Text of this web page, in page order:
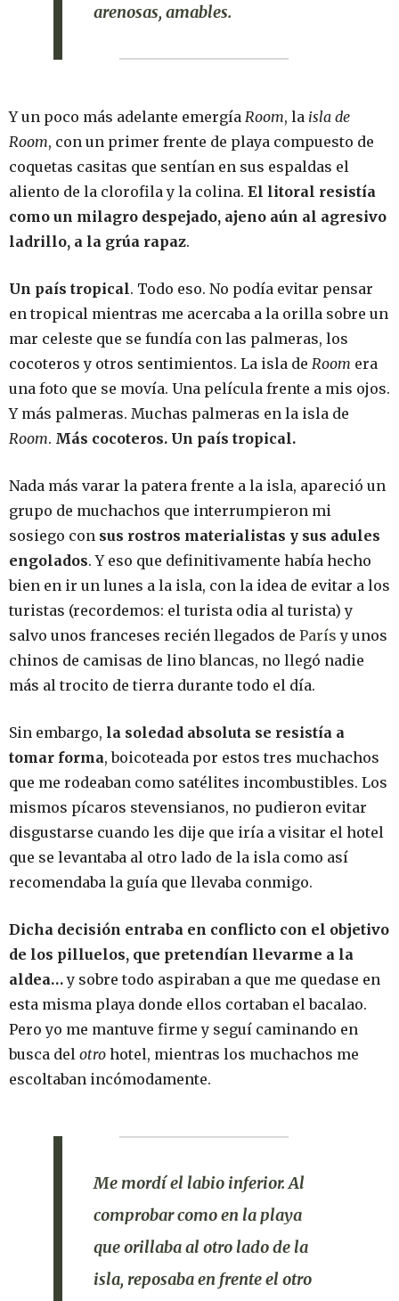
arenosas, amables.
Y un poco más adelante emergía Room, la isla de
Room, con un primer frente de playa compuesto de
coquetas casitas que sentían en sus espaldas el
aliento de la clorofila y la colina. El litoral resistía
como un milagro despejado, ajeno aún al agresivo
ladrillo, a la grúa rapaz.
Un país tropical. Todo eso. No podía evitar pensar
en tropical mientras me acercaba a la orilla sobre un
mar celeste que se fundía con las palmeras, los
cocoteros y otros sentimientos. La isla de Room era
una foto que se movía. Una película frente a mis ojos.
Y más palmeras. Muchas palmeras en la isla de
Room. Más cocoteros. Un país tropical.
Nada más varar la patera frente a la isla, apareció un
grupo de muchachos que interrumpieron mi
sosiego con sus rostros materialistas y sus adules
engolados. Y eso que definitivamente había hecho
bien en ir un lunes a la isla, con la idea de evitar a los
turistas (recordemos: el turista odia al turista) y
salvo unos franceses recién llegados de París y unos
chinos de camisas de lino blancas, no llegó nadie
más al trocito de tierra durante todo el día.
Sin embargo, la soledad absoluta se resistía a
tomar forma, boicoteada por estos tres muchachos
que me rodeaban como satélites incombustibles. Los
mismos pícaros stevensianos, no pudieron evitar
disgustarse cuando les dije que iría a visitar el hotel
que se levantaba al otro lado de la isla como así
recomendaba la guía que llevaba conmigo.
Dicha decisión entraba en conflicto con el objetivo
de los pilluelos, que pretendían llevarme a la
aldea…y sobre todo aspiraban a que me quedase en
esta misma playa donde ellos cortaban el bacalao.
Pero yo me mantuve firme y seguí caminando en
busca del otro hotel, mientras los muchachos me
escoltaban incómodamente.
Me mordí el labio inferior. Al
comprobar como en la playa
que orillaba al otro lado de la
isla, reposaba en frente el otro